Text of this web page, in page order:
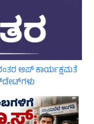
ಆಪ್ ಕಾರ್ಯಕ್ಷಮತೆ